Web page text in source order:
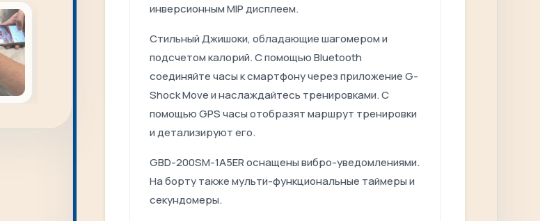
инверсионным MIP дисплеем.
Стильный Джишоки, обладающие шагомером и
подсчетом калорий. С помощью Bluetooth
соединяйте часы к смартфону через приложение G-
Shock Move и наслаждайтесь тренировками. С
помощью GPS часы отобразят маршрут тренировки
и детализируют его.
GBD-200SM-1A5ER оснащены вибро-уведомлениями.
На борту также мульти-функциональные таймеры и
секундомеры.